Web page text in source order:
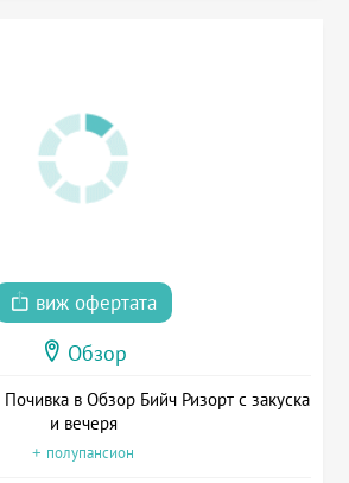
виж офертата
Обзор
в Обзор Бийч Ризорт с закуска
и вечеря
+ полупансион